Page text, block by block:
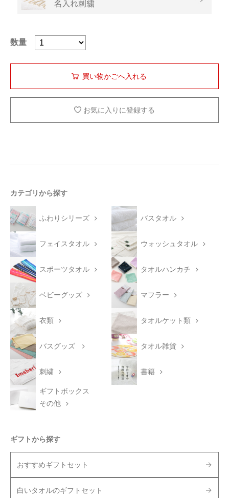
数量
お気に入りに登録する
カテゴリから探す
ふわりシリーズ バスタオル
フェイスタオル ウォッシュタオル
スポーツタオル タオルハンカチ
ベビーグッズ マフラー
衣類 タオルケット類
バスグッズ タオル雑貨
刺繍 書籍
ギフトボックス
その他
ギフトから探す
おすすめギフトセット
白いタオルのギフトセット